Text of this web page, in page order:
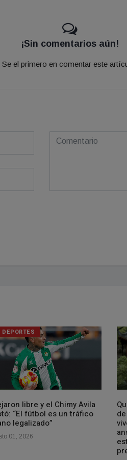
¡Sin comentarios aún!
Se el primero en comentar este
DEPORTES
libre y el Chimy Avila
“El fútbol es un tráfico
legalizado”
01, 2026